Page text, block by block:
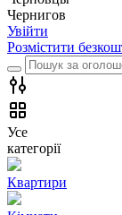
Чернигов
Увійти
Розмістити
Усе
категорії
Квартири